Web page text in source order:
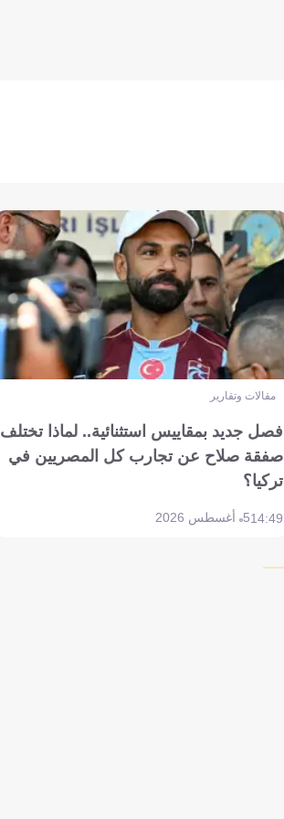
مقالات وتقارير
فصل جديد بمقاييس استثنائية.. لماذا تختلف
صفقة صلاح عن تجارب كل المصريين في
تركيا؟
14:495 أغسطس 2026